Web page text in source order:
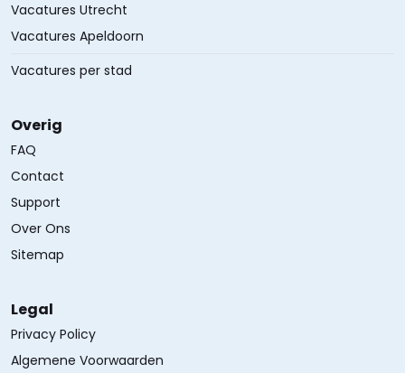
Vacatures Utrecht
Vacatures Apeldoorn
Vacatures per stad
Overig
FAQ
Contact
Support
Over Ons
Sitemap
Legal
Privacy Policy
Algemene Voorwaarden